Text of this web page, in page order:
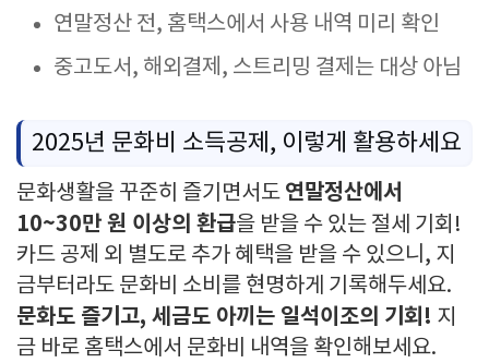
연말정산 전, 홈택스에서 사용 내역 미리 확인
중고도서, 해외결제, 스트리밍 결제는 대상 아님
2025년 문화비 소득공제, 이렇게 활용하세요
문화생활을 꾸준히 즐기면서도 연말정산에서
10~30만 원 이상의 환급을 받을 수 있는 절세 기회!
카드 공제 외 별도로 추가 혜택을 받을 수 있으니, 지
금부터라도 문화비 소비를 현명하게 기록해두세요.
문화도 즐기고, 세금도 아끼는 일석이조의 기회! 지
금 바로 홈택스에서 문화비 내역을 확인해보세요.